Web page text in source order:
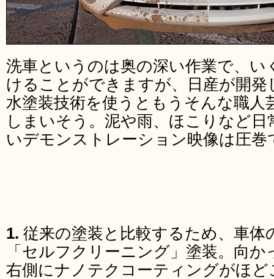
洗車というのは奥の深い作業で、い
けることができますが、日産が開
水塗装技術を使うともうそんな職人
しまいそう。泥や雨、ほこりなど
いデモンストレーション映像は圧巻
1. 従来の塗装と比較するため、車体
「セルフクリーニング」塗装。向
右側にナノテクコーティングがほど